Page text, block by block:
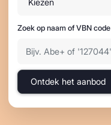
Zoek op naam of VBN code
Ontdek het aanbod